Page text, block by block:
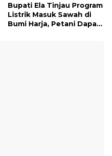
Bupati Ela Tinjau Program
Listrik Masuk Sawah di
Bumi Harja, Petani Dapat